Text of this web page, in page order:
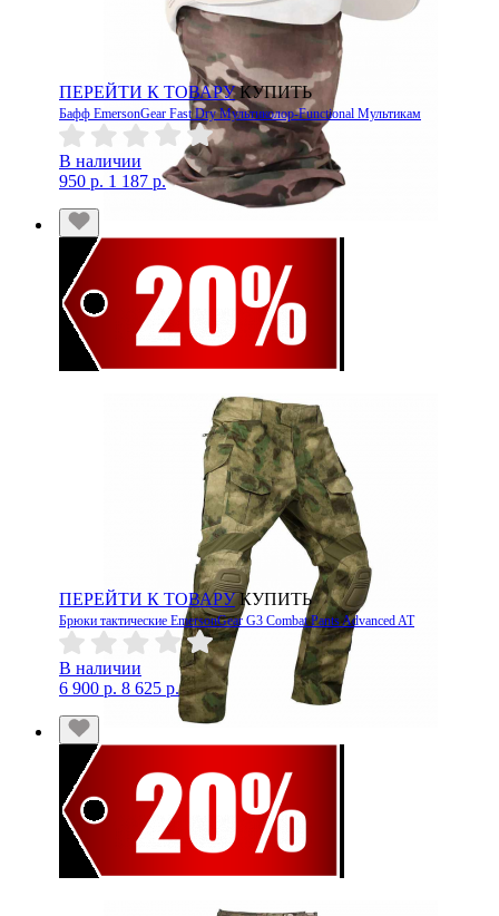
ПЕРЕЙТИ К ТОВАРУ КУПИТЬ
Бафф EmersonGear Fast Dry Мультиколор-Functional Мультикам
В наличии
950 р. 1 187 р.
ПЕРЕЙТИ К ТОВАРУ КУПИТЬ
Брюки тактические EmersonGear G3 Combat Pants Advanced AT
В наличии
6 900 р. 8 625 р.